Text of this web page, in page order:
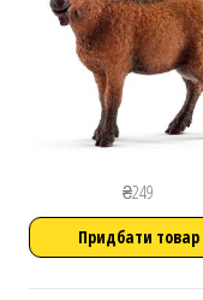
₴249
Придбати товар